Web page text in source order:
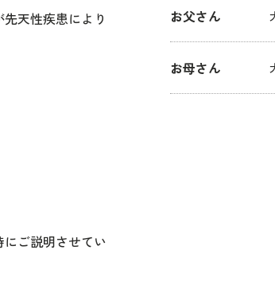
天性疾患により
ご説明させてい
お父さん
お母さん